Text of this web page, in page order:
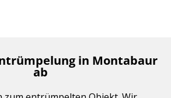
in Montabaur
ab